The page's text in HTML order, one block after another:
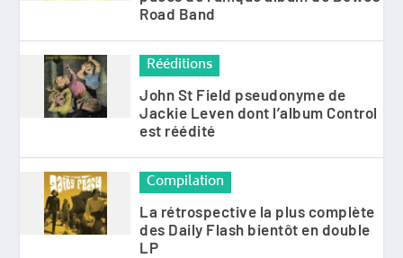
Road Band
Rééditions
John St Field pseudonyme de
Jackie Leven dont l’album Control
est réédité
Compilation
La rétrospective la plus complète
des Daily Flash bientôt en double
LP